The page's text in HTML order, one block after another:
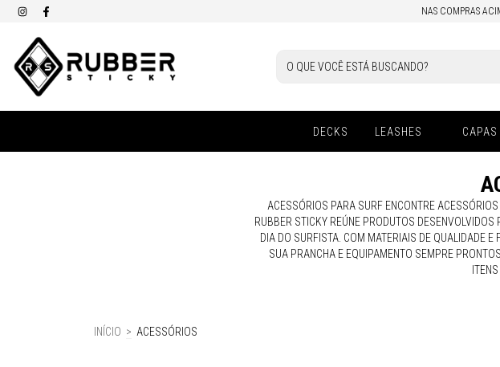
NAS COMPRAS
DECKS LEASHES CAPAS
ACESSÓRIOS PARA SURF ENCONTRE
RUBBER STICKY REÚNE PRODUTOS
DIA DO SURFISTA. COM MATERIAIS DE QUALIDADE
SUA PRANCHA E EQUIPAMENTO SEMPRE
INÍCIO > ACESSÓRIOS